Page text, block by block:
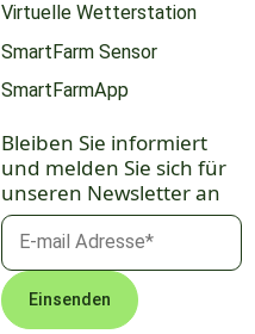
Virtuelle Wetterstation
SmartFarm Sensor
SmartFarmApp
Bleiben Sie informiert
und melden Sie sich für
unseren Newsletter an